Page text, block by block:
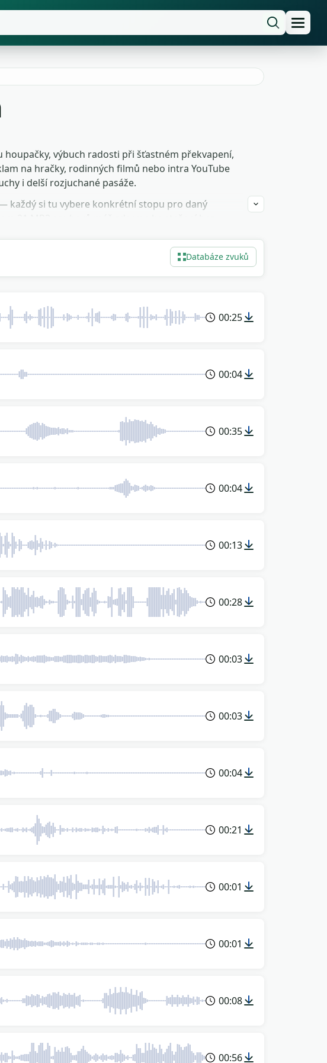
houpačky, výbuch radosti při šťastném překvapení,
na hračky, rodinných filmů nebo intra YouTube
i delší rozjuchané pasáže.
každý si tu vybere konkrétní stopu pro daný
Databáze zvuků
00:25
00:04
00:35
00:04
00:13
00:28
00:03
00:03
00:04
00:21
00:01
00:01
00:08
00:56